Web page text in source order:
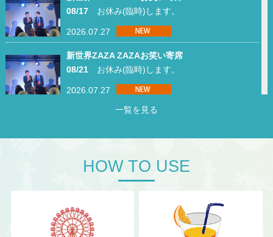
08/17お休み(臨時)します。
2026.07.27
新世界ZAZA ZAZAお笑い寄席
08/21お休み(臨時)します。
2026.07.27
新世界ZAZA ZAZAお笑い寄席
道頓堀ミュージアム並木座
一覧を見る
HOW TO USE